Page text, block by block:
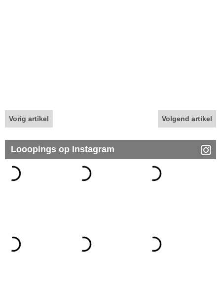
Vorig artikel Volgend artikel
Looopings op Instagram